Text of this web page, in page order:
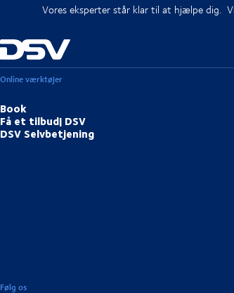
Vores eksperter står klar til at hjælpe dig.
Online værktøjer
Book
Få et tilbud| DSV
DSV Selvbetjening
Følg os